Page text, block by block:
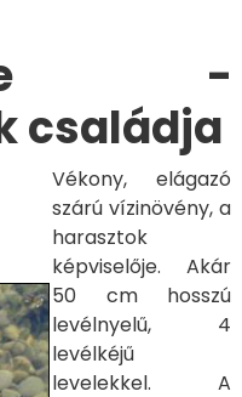
-
családja
Vékony, elágazó
szárú vízinövény, a
harasztok
képviselője. Akár
50 cm hosszú
levélnyelű, 4
levélkéjű
levelekkel. A